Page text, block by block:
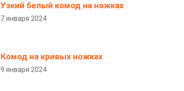
Узкий белый комод на ножках
7 января 2024
Комод на кривых ножках
9 января 2024